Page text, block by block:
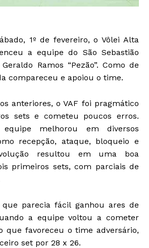
1º de fevereiro, o Vôlei Alta
a equipe do São Sebastião
Ramos “Pezão”. Como de
compareceu e apoiou o time.
anteriores, o VAF foi pragmático
sets e cometeu poucos erros.
melhorou em diversos
recepção, ataque, bloqueio e
resultou em uma boa
primeiros sets, com parciais de
parecia fácil ganhou ares de
a equipe voltou a cometer
que favoreceu o time adversário,
set por 28 x 26.